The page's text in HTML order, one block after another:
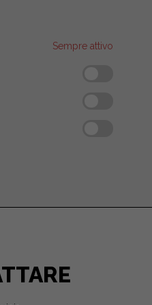
Sempre attivo